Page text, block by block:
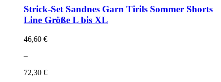
Strick-Set Sandnes Garn Tirils Sommer Shorts
Line Größe L bis XL
46,60 €
–
72,30 €